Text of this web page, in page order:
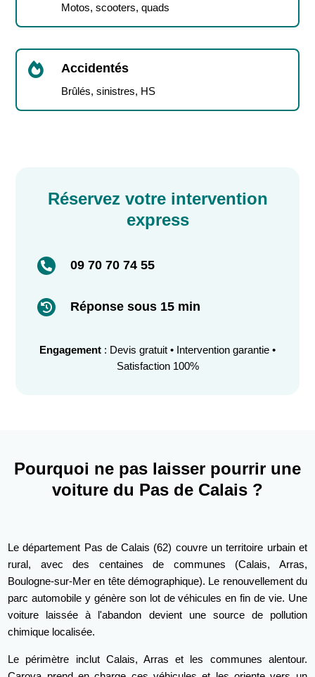
Motos, scooters, quads
 Accidentés
Brûlés, sinistres, HS
Réservez votre intervention
express
 09 70 70 74 55
 Réponse sous 15 min
Engagement : Devis gratuit • Intervention garantie •
Satisfaction 100%
Pourquoi ne pas laisser pourrir une
voiture du Pas de Calais ?
Le département Pas de Calais (62) couvre un territoire urbain et
rural, avec des centaines de communes (Calais, Arras,
Boulogne-sur-Mer en tête démographique). Le renouvellement du
parc automobile y génère son lot de véhicules en fin de vie. Une
voiture laissée à l'abandon devient une source de pollution
chimique localisée.
Le périmètre inclut Calais, Arras et les communes alentour.